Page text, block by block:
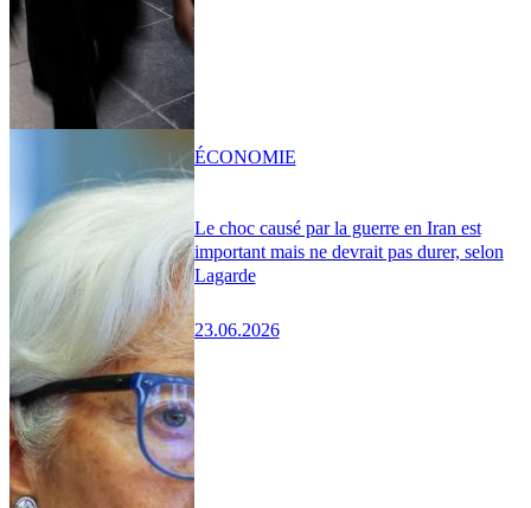
Le choc causé par la guerre en Iran est
important mais ne devrait pas durer, selon
Lagarde
23.06.2026
ÉCONOMIE